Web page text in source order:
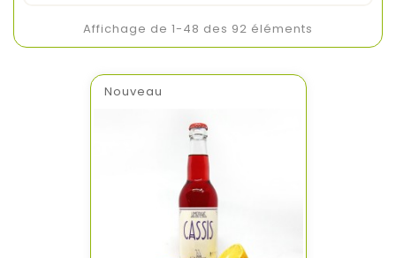
Affichage de 1-48 des 92 éléments
Nouveau